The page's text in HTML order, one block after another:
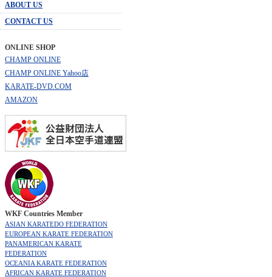
ABOUT US
CONTACT US
ONLINE SHOP
CHAMP ONLINE
CHAMP ONLINE Yahoo店
KARATE-DVD.COM
AMAZON
WKF Countries Member
ASIAN KARATEDO FEDERATION
EUROPEAN KARATE FEDERATION
PANAMERICAN KARATE
FEDERATION
OCEANIA KARATE FEDERATION
AFRICAN KARATE FEDERATION